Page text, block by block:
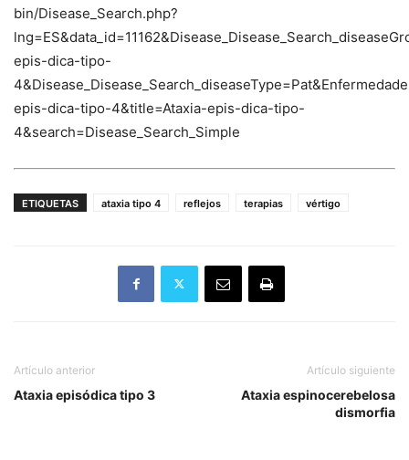
bin/Disease_Search.php?
epis-dica-tipo-
epis-dica-tipo-4&title=Ataxia-epis-dica-tipo-
4&search=Disease_Search_Simple
ETIQUETAS ataxia tipo 4 reflejos terapias vértigo
Artículo anterior
Ataxia episódica tipo 3
Artículo siguiente
Ataxia espinocerebelosa
dismorfia